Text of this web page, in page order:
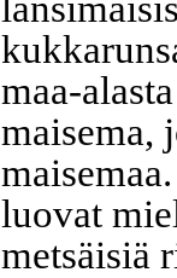
maa-
maisema,
luovat
metsäisiä